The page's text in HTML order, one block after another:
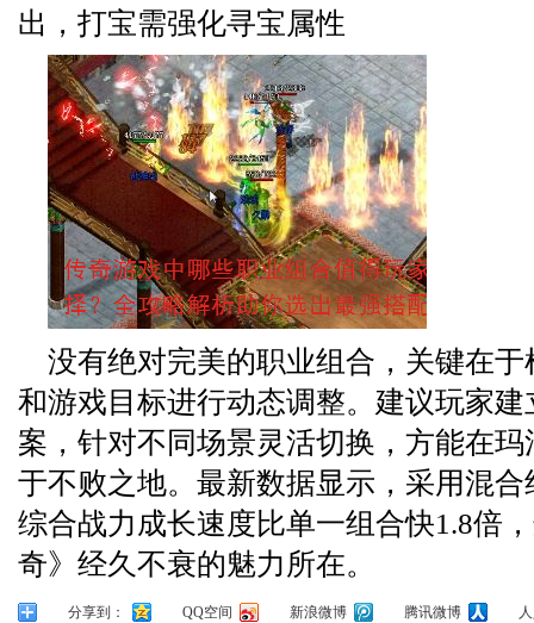
出，打宝需强化寻宝属性
没有绝对完美的职业组合，关键在
和游戏目标进行动态调整。建议玩家建
案，针对不同场景灵活切换，方能在
于不败之地。最新数据显示，采用混
综合战力成长速度比单一组合快1.8倍
奇》经久不衰的魅力所在。
分享到： QQ空间 新浪微博 腾讯微博